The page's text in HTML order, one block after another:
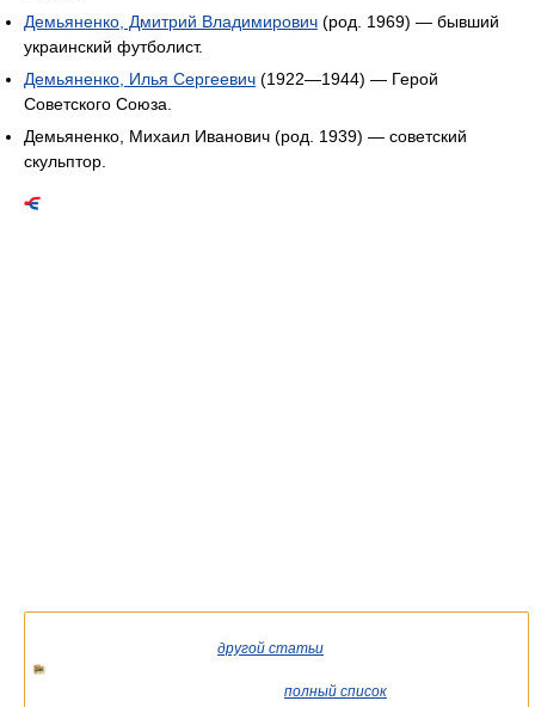
Демьяненко, Дмитрий Владимирович (род. 1969) — бывший
украинский футболист.
Демьяненко, Илья Сергеевич (1922—1944) — Герой
Советского Союза.
Демьяненко, Михаил Иванович (род. 1939) — советский
скульптор.
другой статьи
полный список